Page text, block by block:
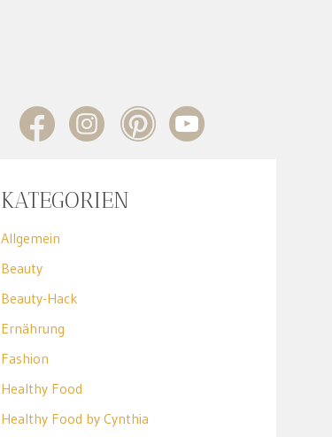
KATEGORIEN
Allgemein
Beauty
Beauty-Hack
Ernährung
Fashion
Healthy Food
Healthy Food by Cynthia